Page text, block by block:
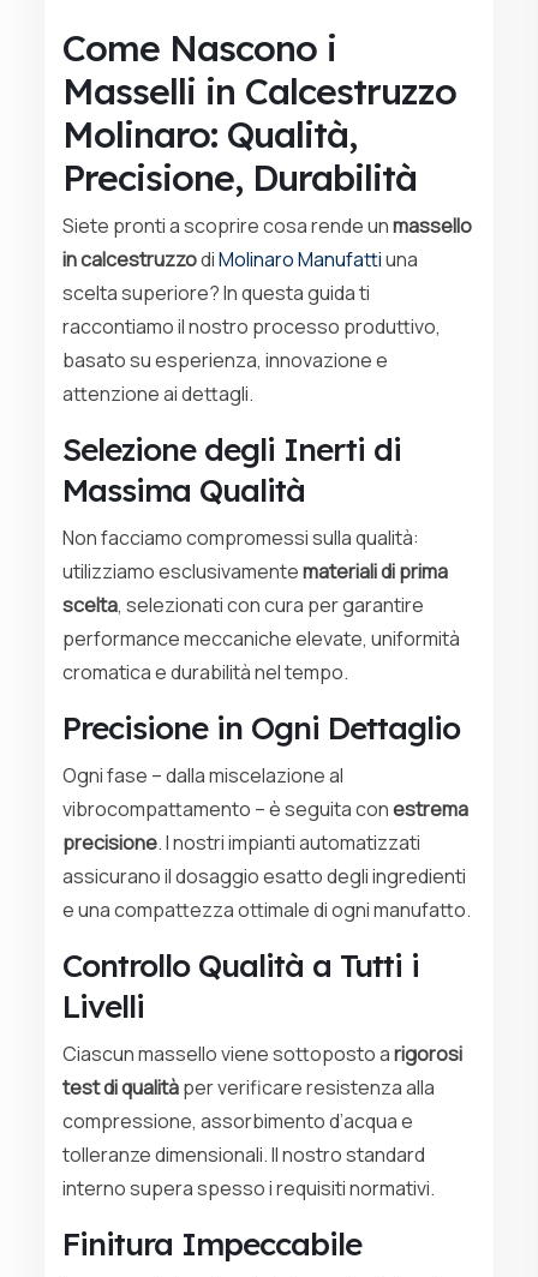
Come Nascono i
Masselli in Calcestruzzo
Molinaro: Qualità,
Precisione, Durabilità
Siete pronti a scoprire cosa rende unmassello
in calcestruzzodiMolinaro Manufattiuna
scelta superiore? In questa guida ti
raccontiamo il nostro processo produttivo,
basato su esperienza, innovazione e
attenzione ai dettagli.
Selezione degli Inerti di
Massima Qualità
Non facciamo compromessi sulla qualità:
utilizziamo esclusivamentemateriali di prima
scelta, selezionati con cura per garantire
performance meccaniche elevate, uniformità
cromatica e durabilità nel tempo.
Precisione in Ogni Dettaglio
Ogni fase – dalla miscelazione al
vibrocompattamento – è seguita conestrema
precisione. I nostri impianti automatizzati
assicurano il dosaggio esatto degli ingredienti
e una compattezza ottimale di ogni manufatto.
Controllo Qualità a Tutti i
Livelli
Ciascun massello viene sottoposto arigorosi
test di qualitàper verificare resistenza alla
compressione, assorbimento d’acqua e
tolleranze dimensionali. Il nostro standard
interno supera spesso i requisiti normativi.
Finitura Impeccabile